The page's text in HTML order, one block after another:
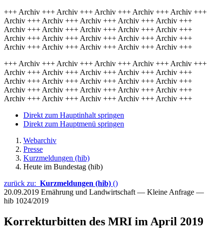
+++ Archiv +++ Archiv +++ Archiv +++ Archiv +++ Archiv +++
Archiv +++ Archiv +++ Archiv +++ Archiv +++ Archiv +++
Archiv +++ Archiv +++ Archiv +++ Archiv +++ Archiv +++
Archiv +++ Archiv +++ Archiv +++ Archiv +++ Archiv +++
Archiv +++ Archiv +++ Archiv +++ Archiv +++ Archiv +++
+++ Archiv +++ Archiv +++ Archiv +++ Archiv +++ Archiv +++
Archiv +++ Archiv +++ Archiv +++ Archiv +++ Archiv +++
Archiv +++ Archiv +++ Archiv +++ Archiv +++ Archiv +++
Archiv +++ Archiv +++ Archiv +++ Archiv +++ Archiv +++
Archiv +++ Archiv +++ Archiv +++ Archiv +++ Archiv +++
Direkt zum Hauptinhalt springen
Direkt zum Hauptmenü springen
Webarchiv
Presse
Kurzmeldungen (hib)
Heute im Bundestag (hib)
zurück zu: Kurzmeldungen (hib) ()
20.09.2019 Ernährung und Landwirtschaft — Kleine Anfrage —
hib 1024/2019
Korrekturbitten des MRI im April 2019